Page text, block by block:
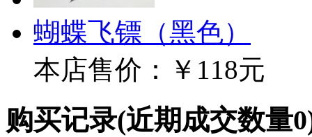
蝴蝶飞镖（黑色）
本店售价：
￥118元
购买记录(近期成交数量0